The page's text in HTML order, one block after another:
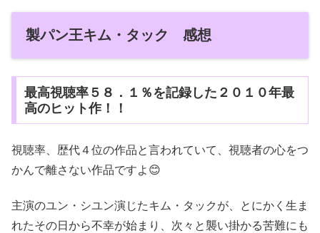
製パン王キム・タック 感想
最高視聴率５８．１％を記録した２０１０年最
高のヒット作！！
視聴率、歴代４位の作品と言われていて、視聴者の心をつ
かんで離さない作品ですよ😊
主演のユン・シユン演じたキム・タックが、とにかく生ま
れたその日から不幸が始まり、次々と襲い掛かる苦難にも